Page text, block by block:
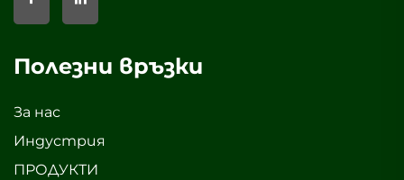
Полезни връзки
За нас
Индустрия
ПРОДУКТИ